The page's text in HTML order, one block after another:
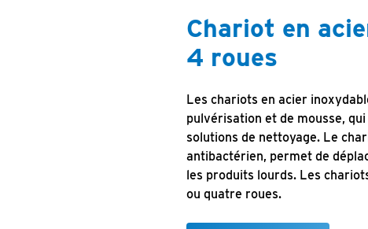
Chariot en
4 roues
Les chariots en acier
pulvérisation et de mousse,
solutions de nettoyage. Le
antibactérien, permet de
les produits lourds. Les
ou quatre roues.